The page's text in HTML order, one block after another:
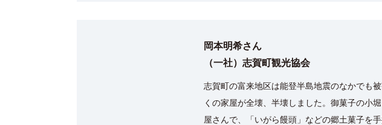
岡本明希さん
（一社）志賀町観光協会
志賀町の富来地区は能登半島地震のなかでも
くの家屋が全壊、半壊しました。御菓子の小
屋さんで、「いがら饅頭」などの郷土菓子を